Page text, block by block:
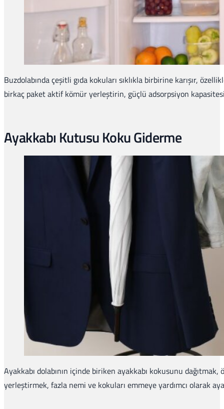
Buzdolabında çeşitli gıda kokuları sıklıkla birbirine karışır,
birkaç paket aktif kömür yerleştirin, güçlü adsorpsiyon
Ayakkabı Kutusu Koku Giderme
Ayakkabı dolabının içinde biriken ayakkabı kokusunu
yerleştirmek, fazla nemi ve kokuları emmeye yardımcı olarak